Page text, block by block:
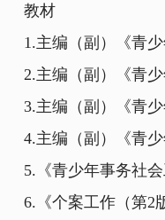
教材
1.主编（副）《青少
2.主编（副）《青少
3.主编（副）《青少
4.主编（副）《青少
5.《青少年事务社会
6.《个案工作（第2版